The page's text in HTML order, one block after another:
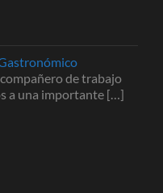
de trabajo
a una importante […]